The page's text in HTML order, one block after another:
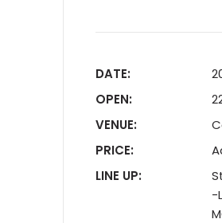
DATE:
OPEN:
VENUE:
PRICE:
LINE UP:
-